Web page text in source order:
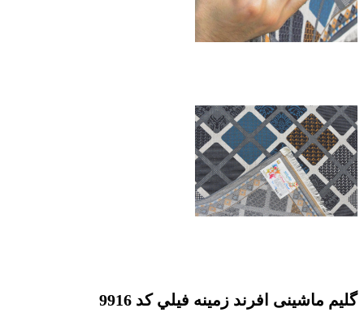
گلیم ماشینی افرند زمینه فيلي كد 9916